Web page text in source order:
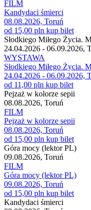
FILM
Kandydaci śmierci
08.08.2026, Toruń
od 15,00 pln kup bilet
Słodkiego Miłego Życia.
24.04.2026 - 06.09.2026,
WYSTAWA
Słodkiego Miłego Życia.
24.04.2026 - 06.09.2026,
od 11,00 pln kup bilet
Pejzaż w kolorze sepii
08.08.2026, Toruń
FILM
Pejzaż w kolorze sepii
08.08.2026, Toruń
od 15,00 pln kup bilet
Góra mocy (lektor PL)
09.08.2026, Toruń
FILM
Góra mocy (lektor PL)
09.08.2026, Toruń
od 15,00 pln kup bilet
Kandydaci śmierci